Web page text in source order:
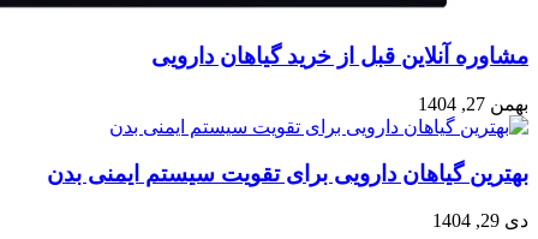
مشاوره آنلاین قبل از خرید گیاهان دارویی
بهمن 27, 1404
بهترین گیاهان دارویی برای تقویت سیستم ایمنی بدن
دی 29, 1404